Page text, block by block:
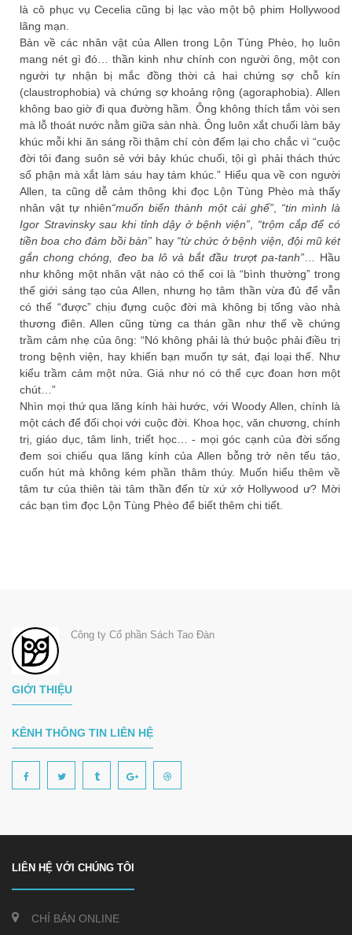
là cô phục vụ Cecelia cũng bị lạc vào một bộ phim Hollywood
lãng mạn.
Bàn về các nhân vật của Allen trong Lộn Tùng Phèo, họ luôn
mang nét gì đó… thần kinh như chính con người ông, một con
người tự nhận bị mắc đồng thời cả hai chứng sợ chỗ kín
(claustrophobia) và chứng sợ khoảng rộng (agoraphobia). Allen
không bao giờ đi qua đường hầm. Ông không thích tắm vòi sen
mà lỗ thoát nước nằm giữa sàn nhà. Ông luôn xắt chuối làm bảy
khúc mỗi khi ăn sáng rồi thậm chí còn đếm lại cho chắc vì “cuộc
đời tôi đang suôn sẻ với bảy khúc chuối, tội gì phải thách thức
số phận mà xắt làm sáu hay tám khúc.” Hiểu qua về con người
Allen, ta cũng dễ cảm thông khi đọc Lộn Tùng Phèo mà thấy
nhân vật tự nhiên“muốn biến thành một cái ghế”, “tin mình là
Igor Stravinsky sau khi tỉnh dậy ở bệnh viện”
“trộm cắp để có
tiền boa cho đám bồi bàn” hay “từ chức ở bệnh viện, đội mũ két
gắn chong chóng, đeo ba lô và bắt đầu trượt pa-tanh”… Hầu
như không một nhân vật nào có thể coi là “bình thường” trong
thế giới sáng tạo của Allen, nhưng họ tâm thần vừa đủ để vẫn
có thể “được” chịu đựng cuộc đời mà không bị tống vào nhà
thương điên. Allen cũng từng ca thán gần như thế về chứng
trầm cảm nhẹ của ông: “Nó không phải là thứ buộc phải điều trị
trong bệnh viện, hay khiến bạn muốn tự sát, đại loại thế. Như
kiểu trầm cảm một nửa. Giá như nó có thể cực đoan hơn một
chút…”
Nhìn mọi thứ qua lăng kính hài hước, với Woody Allen, chính là
một cách để đối chọi với cuộc đời. Khoa học, văn chương, chính
trị, giáo dục, tâm linh, triết học… - mọi góc cạnh của đời sống
đem soi chiếu qua lăng kính của Allen bỗng trở nên tếu táo,
cuốn hút mà không kém phần thâm thúy. Muốn hiểu thêm về
tâm tư của thiên tài tâm thần đến từ xứ xở Hollywood ư? Mời
các bạn tìm đọc Lộn Tùng Phèo để biết thêm chi tiết.
GIỚI THIỆU
Công ty Cổ phần Sách Tao Đàn
KÊNH THÔNG TIN LIÊN HỆ
LIÊN HỆ VỚI CHÚNG TÔI
CHỈ BÁN ONLINE